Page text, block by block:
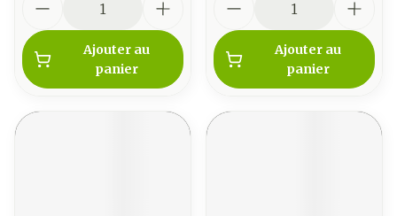
Ajouter au
panier
Ajouter au
panier